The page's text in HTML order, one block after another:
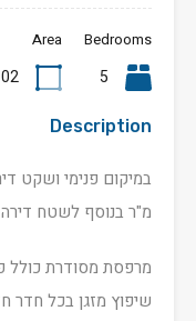
Bedrooms
5
Area
Description
מ"ר בנוסף לשטח דירה 102 מ"ר.
מרפסת מסודרת כולל